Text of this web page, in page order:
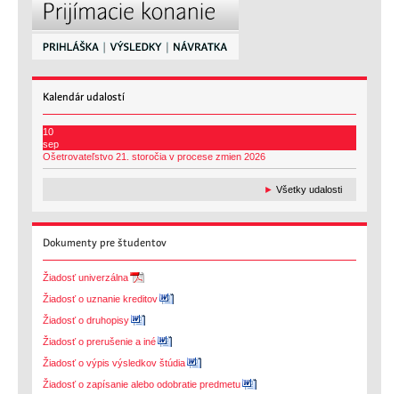
Kalendárudalostí
10
sep
Ošetrovateľstvo 21. storočia v procese zmien 2026
► Všetky udalosti
Dokumenty pre študentov
Žiadosť univerzálna
Žiadosť o uznanie kreditov
Žiadosť o druhopisy
Žiadosť o prerušenie a iné
Žiadosť o výpis výsledkov štúdia
Žiadosť o zapísanie alebo odobratie predmetu